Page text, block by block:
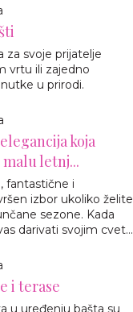
za svoje prijatelje
vrtu ili zajedno
u prirodi.
koja
letnj...
fantastične i
izbor ukoliko želite
sezone. Kada
darivati svojim cvet...
i terase
u uređenju bašta su